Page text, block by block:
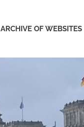
ARCHIVE OF WEBSITES